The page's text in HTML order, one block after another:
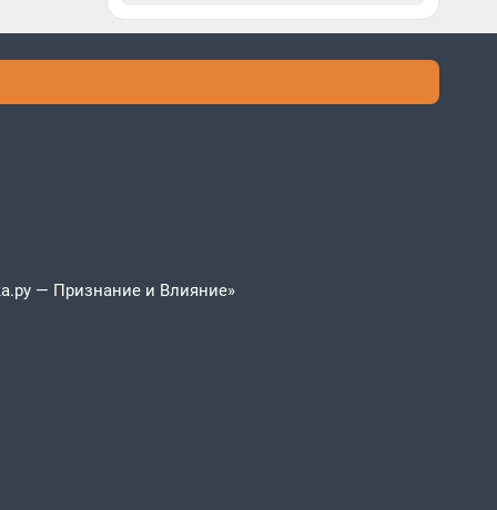
— Признание и Влияние»